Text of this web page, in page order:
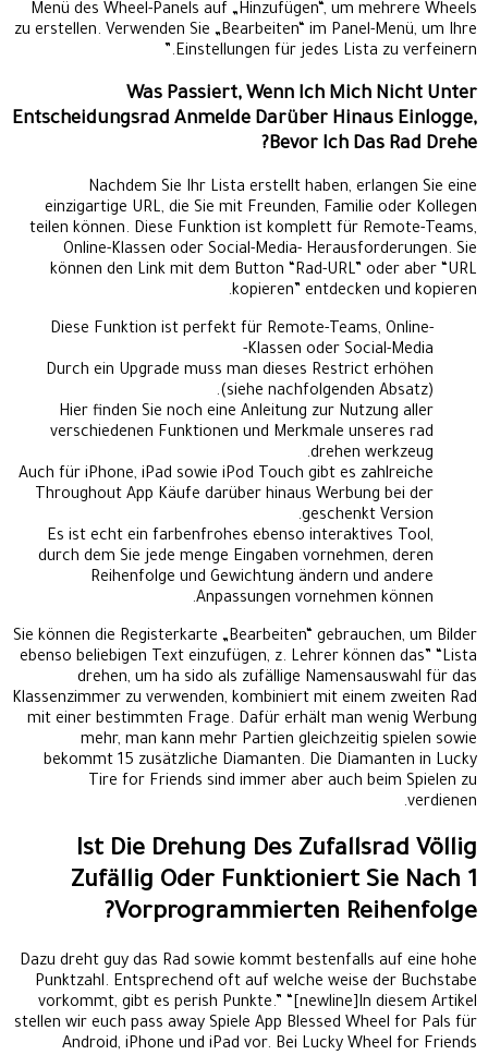
Menü des Wheel-Panels auf „Hinzufügen“, um mehrere Wheels
zu erstellen. Verwenden Sie „Bearbeiten“ im Panel-Menü, um Ihre
Einstellungen für jedes Lista zu verfeinern.”
Was Passiert, Wenn Ich Mich Nicht Unter
Entscheidungsrad Anmelde Darüber Hinaus Einlogge,
Bevor Ich Das Rad Drehe?
Nachdem Sie Ihr Lista erstellt haben, erlangen Sie eine
einzigartige URL, die Sie mit Freunden, Familie oder Kollegen
teilen können. Diese Funktion ist komplett für Remote-Teams,
Online-Klassen oder Social-Media- Herausforderungen. Sie
können den Link mit dem Button “Rad-URL” oder aber “URL
kopieren” entdecken und kopieren.
Diese Funktion ist perfekt für Remote-Teams, Online-
Klassen oder Social-Media-
Durch ein Upgrade muss man dieses Restrict erhöhen
(siehe nachfolgenden Absatz).
Hier finden Sie noch eine Anleitung zur Nutzung aller
verschiedenen Funktionen und Merkmale unseres rad
drehen werkzeug.
Auch für iPhone, iPad sowie iPod Touch gibt es zahlreiche
Throughout App Käufe darüber hinaus Werbung bei der
geschenkt Version.
Es ist echt ein farbenfrohes ebenso interaktives Tool,
durch dem Sie jede menge Eingaben vornehmen, deren
Reihenfolge und Gewichtung ändern und andere
Anpassungen vornehmen können.
Sie können die Registerkarte „Bearbeiten“ gebrauchen, um Bilder
ebenso beliebigen Text einzufügen, z. Lehrer können das” “Lista
drehen, um ha sido als zufällige Namensauswahl für das
Klassenzimmer zu verwenden, kombiniert mit einem zweiten Rad
mit einer bestimmten Frage. Dafür erhält man wenig Werbung
mehr, man kann mehr Partien gleichzeitig spielen sowie
bekommt 15 zusätzliche Diamanten. Die Diamanten in Lucky
Tire for Friends sind immer aber auch beim Spielen zu
verdienen.
Ist Die Drehung Des Zufallsrad Völlig
Zufällig Oder Funktioniert Sie Nach 1
Vorprogrammierten Reihenfolge?
Dazu dreht guy das Rad sowie kommt bestenfalls auf eine hohe
Punktzahl. Entsprechend oft auf welche weise der Buchstabe
vorkommt, gibt es perish Punkte.” “[newline]In diesem Artikel
stellen wir euch pass away Spiele App Blessed Wheel for Pals für
Android, iPhone und iPad vor. Bei Lucky Wheel for Friends